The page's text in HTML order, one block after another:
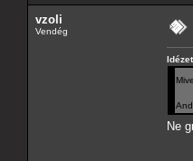
vzoli
Vendég
Ne